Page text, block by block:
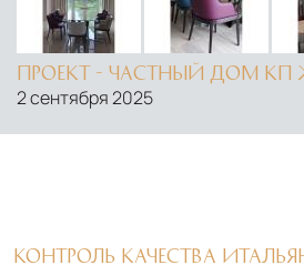
ПРОЕКТ - ЧАСТНЫЙ ДОМ КП
2 сентября 2025
КОНТРОЛЬ КАЧЕСТВА